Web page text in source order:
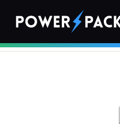
Strona główna›Kable›
Kabel USB-C - Lightning